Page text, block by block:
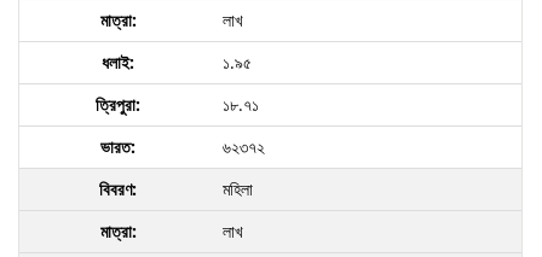
লাখ
১.৯৫
১৮.৭১
৬২৩৭২
মহিলা
লাখ